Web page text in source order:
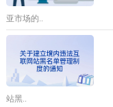
亚市场的..
站黑..